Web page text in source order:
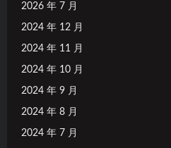
2026 年 7 月
2024 年 12 月
2024 年 11 月
2024 年 10 月
2024 年 9 月
2024 年 8 月
2024 年 7 月